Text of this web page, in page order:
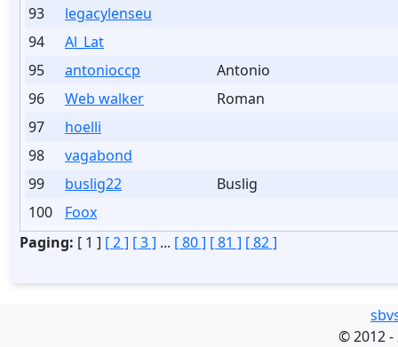
93
legacylenseu
94
Al_Lat
95
antonioccp
Antonio
96
Web walker
Roman
97
hoelli
98
vagabond
99
buslig22
Buslig
100
Foox
Paging: [ 1 ] [ 2 ] [ 3 ] ... [ 80 ] [ 81 ] [ 82 ]
©2012 -